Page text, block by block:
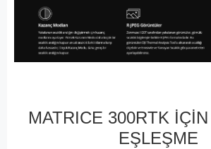
MATRICE 300RTK
EŞLEŞME